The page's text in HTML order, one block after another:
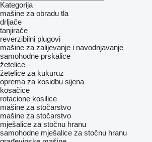
Kategorija
mašine za obradu tla
drljače
tanjirače
reverzibilni plugovi
mašine za zaliјеvanje i navodnjavanje
samohodne prskalice
žetelice
žetelice za kukuruz
oprema za kosidbu sijena
kosačice
rotacione kosilice
mašine za stočarstvo
mašine za stočarstvo
mješalice za stočnu hranu
samohodne mješalice za stočnu hranu